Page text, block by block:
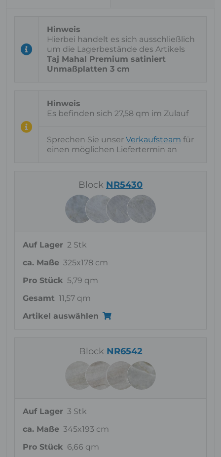
Hierbei handelt es sich ausschließlich
um die Lagerbestände des Artikels
Taj Mahal Premium satiniert
Unmaßplatten 3 cm
Es befinden sich 27,58 qm im Zulauf
Sprechen Sie unser Verkaufsteam für
einen möglichen Liefertermin an
Block NR5430
Auf Lager 2 Stk
ca. Maße 325x178 cm
Pro Stück 5,79 qm
Gesamt 11,57 qm
Artikel auswählen
Block NR6542
Auf Lager 3 Stk
ca. Maße 345x193 cm
Pro Stück 6,66 qm